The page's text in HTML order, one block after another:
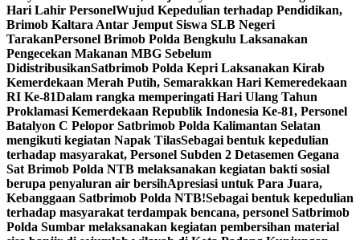
Hari Lahir PersonelWujud Kepedulian terhadap Pendidikan,
Brimob Kaltara Antar Jemput Siswa SLB Negeri
TarakanPersonel Brimob Polda Bengkulu Laksanakan
Pengecekan Makanan MBG Sebelum
DidistribusikanSatbrimob Polda Kepri Laksanakan Kirab
Kemerdekaan Merah Putih, Semarakkan Hari Kemeredekaan
RI Ke-81Dalam rangka memperingati Hari Ulang Tahun
Proklamasi Kemerdekaan Republik Indonesia Ke-81, Personel
Batalyon C Pelopor Satbrimob Polda Kalimantan Selatan
mengikuti kegiatan Napak TilasSebagai bentuk kepedulian
terhadap masyarakat, Personel Subden 2 Detasemen Gegana
Sat Brimob Polda NTB melaksanakan kegiatan bakti sosial
berupa penyaluran air bersihApresiasi untuk Para Juara,
Kebanggaan Satbrimob Polda NTB!Sebagai bentuk kepedulian
terhadap masyarakat terdampak bencana, personel Satbrimob
Polda Sumbar melaksanakan kegiatan pembersihan material